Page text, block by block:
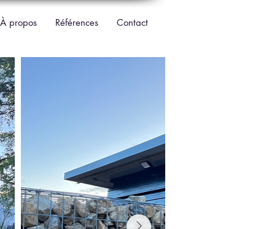
À propos Références Contact